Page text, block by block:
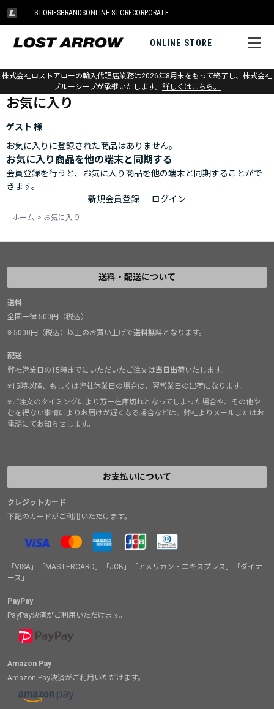
STORIESBRANDSONLINE STORECORPORATE
ONLINE STORE
株式会社ロストアローの輸入代理店業務は2026年8月末をもって終了し、株式会社
ブルーシープが承継いたします。 詳しくはこちら。
ホーム > お気に入り
お気に入り
ゲスト 様
お気に入りに登録された商品はありません。
お気に入り商品を他の端末と同期する
会員登録を行うと、お気に入り商品を他の端末と同期することがで
きます。
新規会員登録
ログイン
ホーム > お気に入り
送料・配送について
送料
全国一律 500円（税込）
※ 5000円（税込）以上のお買い上げで送料無料となります。
配送
弊社営業日の15時までにいただいたご注文は当日出荷いたします。
※15時以降、もしくは弊社休業日の場合は、翌営業日の出荷になります。
※ご注文のタイミングにより万一在庫切れとなってしまった場合や、その他や
むを得ない事情によりお届けが遅くなる場合などは、弊社よりメールまたはお
電話にてお知らせします。
お支払いについて
クレジットカード
下記のカードがご利用いただけます。
「VISA」「MASTERCARD」「JCB」「アメリカン・エキスプレス」「ダイナ
ース」
PayPay
PayPay決済がご利用いただけます。
Amazon Pay
Amazon Pay決済がご利用いただけます。